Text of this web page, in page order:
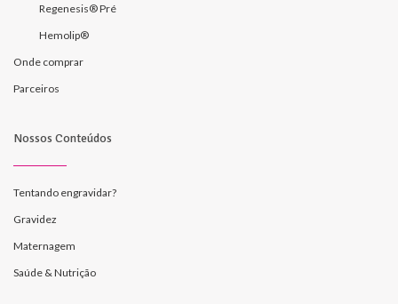
Regenesis® Pré
Hemolip®
Onde comprar
Parceiros
Nossos Conteúdos
Tentando engravidar?
Gravidez
Maternagem
Saúde & Nutrição